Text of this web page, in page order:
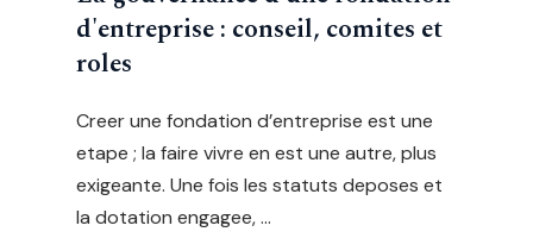
d'entreprise : conseil, comites et
roles
Creer une fondation d’entreprise est une
etape ; la faire vivre en est une autre, plus
exigeante. Une fois les statuts deposes et
la dotation engagee, …